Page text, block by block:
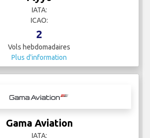
Vols hebdomadaires
Plus d'information
Flyyo
IATA:
ICAO: